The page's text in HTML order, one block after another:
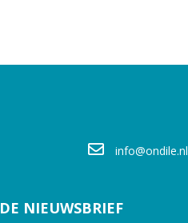
info@ondile.nl
NIEUWSBRIEF